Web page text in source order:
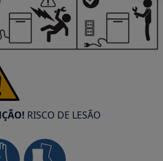
RISCO DE LESÃO